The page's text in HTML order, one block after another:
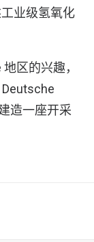
业级氢氧化
区的兴趣，
造一座开采